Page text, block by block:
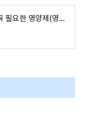
코로나 후유증 회복에 꼭 필요한 영양제(영양소) 추천 Best.7